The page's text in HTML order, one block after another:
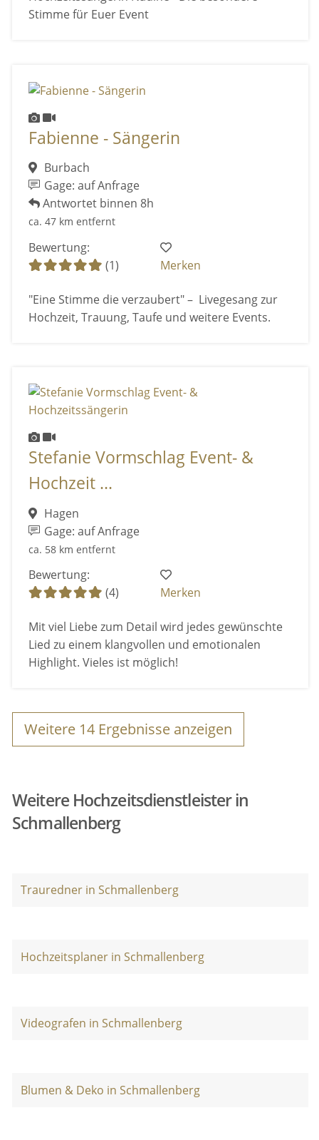
Stimme für Euer Event
Fabienne - Sängerin
Burbach
Gage: auf Anfrage
Antwortet binnen 8h
ca. 47 km entfernt
Bewertung:
(1)
Merken
"Eine Stimme die verzaubert" – Livegesang zur
Hochzeit, Trauung, Taufe und weitere Events.
Stefanie Vormschlag Event- &
Hochzeit ...
Hagen
Gage: auf Anfrage
ca. 58 km entfernt
Bewertung:
(4)
Merken
Mit viel Liebe zum Detail wird jedes gewünschte
Lied zu einem klangvollen und emotionalen
Highlight. Vieles ist möglich!
Weitere 14 Ergebnisse anzeigen
Weitere Hochzeitsdienstleister in
Schmallenberg
Trauredner in Schmallenberg
Hochzeitsplaner in Schmallenberg
Videografen in Schmallenberg
Blumen & Deko in Schmallenberg